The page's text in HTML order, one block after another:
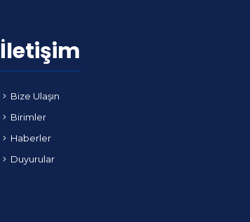
İletişim
Bize Ulaşın
Birimler
Haberler
Duyurular